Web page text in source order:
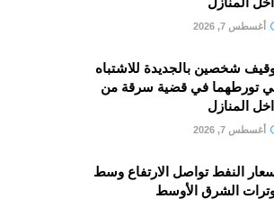
أغسطس 7, 2026
شخصين بالجديدة للاشتباه
تورطهما في قضية سرقة من
المنازل
أغسطس 7, 2026
النفط تواصل الارتفاع وسط
الشرق الأوسط